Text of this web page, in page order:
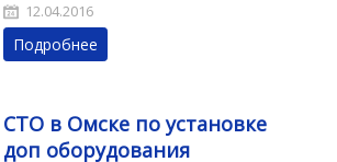
12.04.2016
Подробнее
СТО в Омске по установке
доп оборудования